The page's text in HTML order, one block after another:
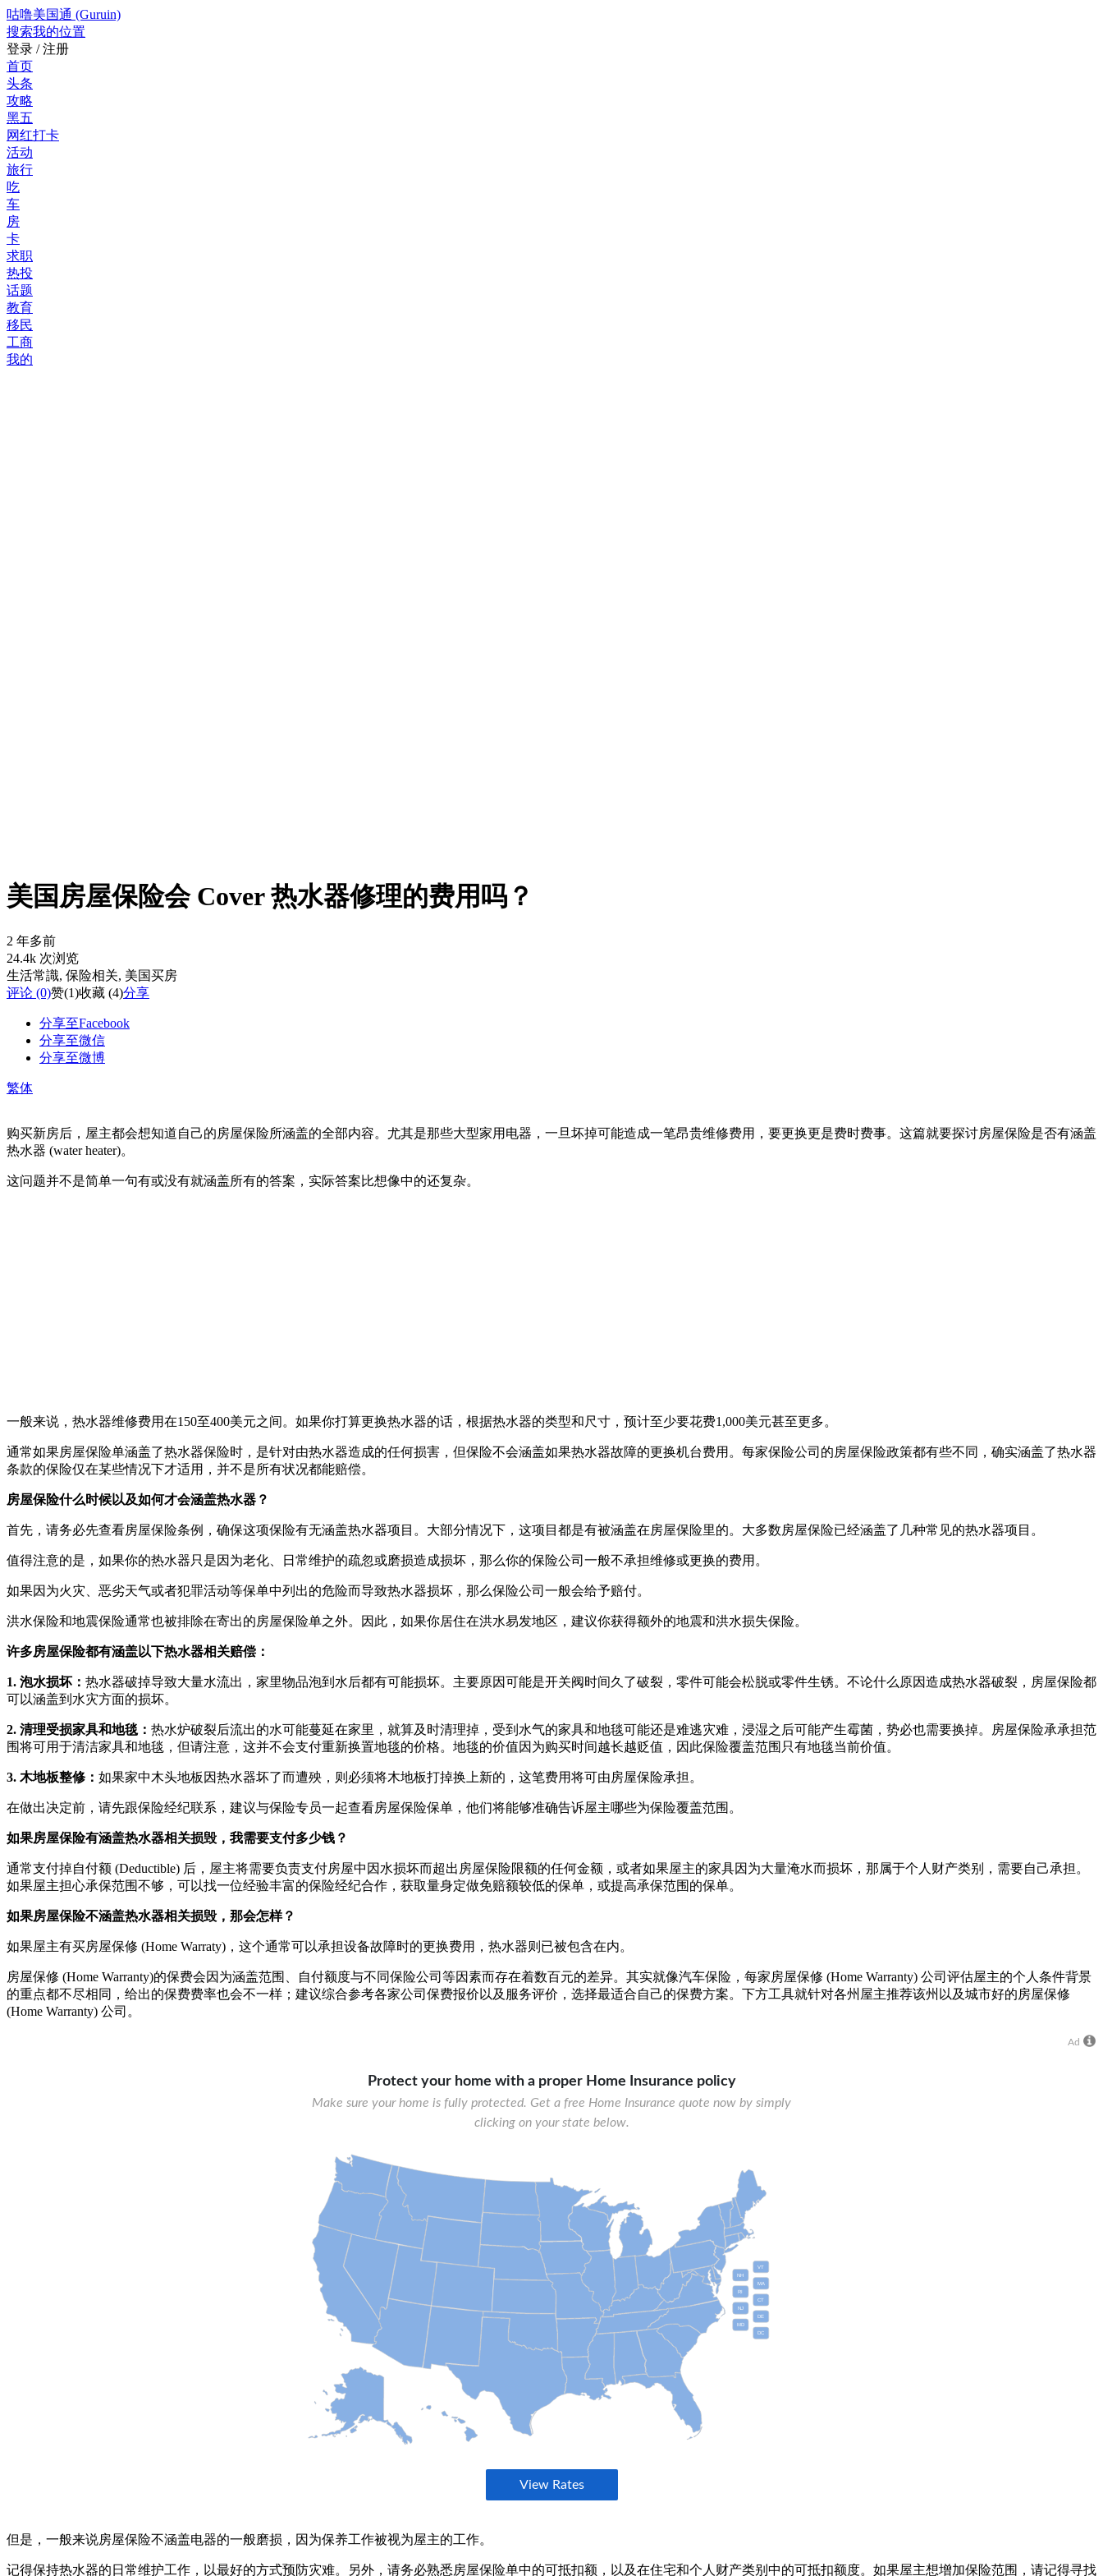
咕噜美国通 (Guruin)
搜索我的位置
登录 / 注册
首页
头条
攻略
黑五
网红打卡
活动
旅行
吃
车
房
卡
求职
热投
话题
教育
移民
工商
我的
美国房屋保险会 Cover 热水器修理的费用吗？
2 年多前
24.4k 次浏览
生活常識, 保险相关, 美国买房
评论 (0)赞(1)收藏 (4)分享
分享至Facebook
分享至微信
分享至微博
繁体
购买新房后，屋主都会想知道自己的房屋保险所涵盖的全部内容。尤其是那些大型家用电器，一旦坏掉可能造成一笔昂贵维修费用，要更换更是费时费事。这篇就要探讨房屋保险是否有涵盖
热水器 (water heater)。
这问题并不是简单一句有或没有就涵盖所有的答案，实际答案比想像中的还复杂。
一般来说，热水器维修费用在150至400美元之间。如果你打算更换热水器的话，根据热水器的类型和尺寸，预计至少要花费1,000美元甚至更多。
通常如果房屋保险单涵盖了热水器保险时，是针对由热水器造成的任何损害，但保险不会涵盖如果热水器故障的更换机台费用。每家保险公司的房屋保险政策都有些不同，确实涵盖了热水器
条款的保险仅在某些情况下才适用，并不是所有状况都能赔偿。
房屋保险什么时候以及如何才会涵盖热水器？
首先，请务必先查看房屋保险条例，确保这项保险有无涵盖热水器项目。大部分情况下，这项目都是有被涵盖在房屋保险里的。大多数房屋保险已经涵盖了几种常见的热水器项目。
值得注意的是，如果你的热水器只是因为老化、日常维护的疏忽或磨损造成损坏，那么你的保险公司一般不承担维修或更换的费用。
如果因为火灾、恶劣天气或者犯罪活动等保单中列出的危险而导致热水器损坏，那么保险公司一般会给予赔付。
洪水保险和地震保险通常也被排除在寄出的房屋保险单之外。因此，如果你居住在洪水易发地区，建议你获得额外的地震和洪水损失保险。
许多房屋保险都有涵盖以下热水器相关赔偿：
1. 泡水损坏： 热水器破掉导致大量水流出，家里物品泡到水后都有可能损坏。主要原因可能是开关阀时间久了破裂，零件可能会松脱或零件生锈。不论什么原因造成热水器破裂，房屋保险都
可以涵盖到水灾方面的损坏。
2. 清理受损家具和地毯： 热水炉破裂后流出的水可能蔓延在家里，就算及时清理掉，受到水气的家具和地毯可能还是难逃灾难，浸湿之后可能产生霉菌，势必也需要换掉。房屋保险承承担范
围将可用于清洁家具和地毯，但请注意，这并不会支付重新换置地毯的价格。地毯的价值因为购买时间越长越贬值，因此保险覆盖范围只有地毯当前价值。
3. 木地板整修： 如果家中木头地板因热水器坏了而遭殃，则必须将木地板打掉换上新的，这笔费用将可由房屋保险承担。
在做出决定前，请先跟保险经纪联系，建议与保险专员一起查看房屋保险保单，他们将能够准确告诉屋主哪些为保险覆盖范围。
如果房屋保险有涵盖热水器相关损毁，我需要支付多少钱？
通常支付掉自付额 (Deductible) 后，屋主将需要负责支付房屋中因水损坏而超出房屋保险限额的任何金额，或者如果屋主的家具因为大量淹水而损坏，那属于个人财产类别，需要自己承担。
如果屋主担心承保范围不够，可以找一位经验丰富的保险经纪合作，获取量身定做免赔额较低的保单，或提高承保范围的保单。
如果房屋保险不涵盖热水器相关损毁，那会怎样？
如果屋主有买房屋保修 (Home Warraty)，这个通常可以承担设备故障时的更换费用，热水器则已被包含在内。
房屋保修 (Home Warranty)的保费会因为涵盖范围、自付额度与不同保险公司等因素而存在着数百元的差异。其实就像汽车保险，每家房屋保修 (Home Warranty) 公司评估屋主的个人条件背景
的重点都不尽相同，给出的保费费率也会不一样；建议综合参考各家公司保费报价以及服务评价，选择最适合自己的保费方案。下方工具就针对各州屋主推荐该州以及城市好的房屋保修
(Home Warranty) 公司。
Ad
但是，一般来说房屋保险不涵盖电器的一般磨损，因为保养工作被视为屋主的工作。
记得保持热水器的日常维护工作，以最好的方式预防灾难。另外，请务必熟悉房屋保险单中的可抵扣额，以及在住宅和个人财产类别中的可抵扣额度。如果屋主想增加保险范围，请记得寻找